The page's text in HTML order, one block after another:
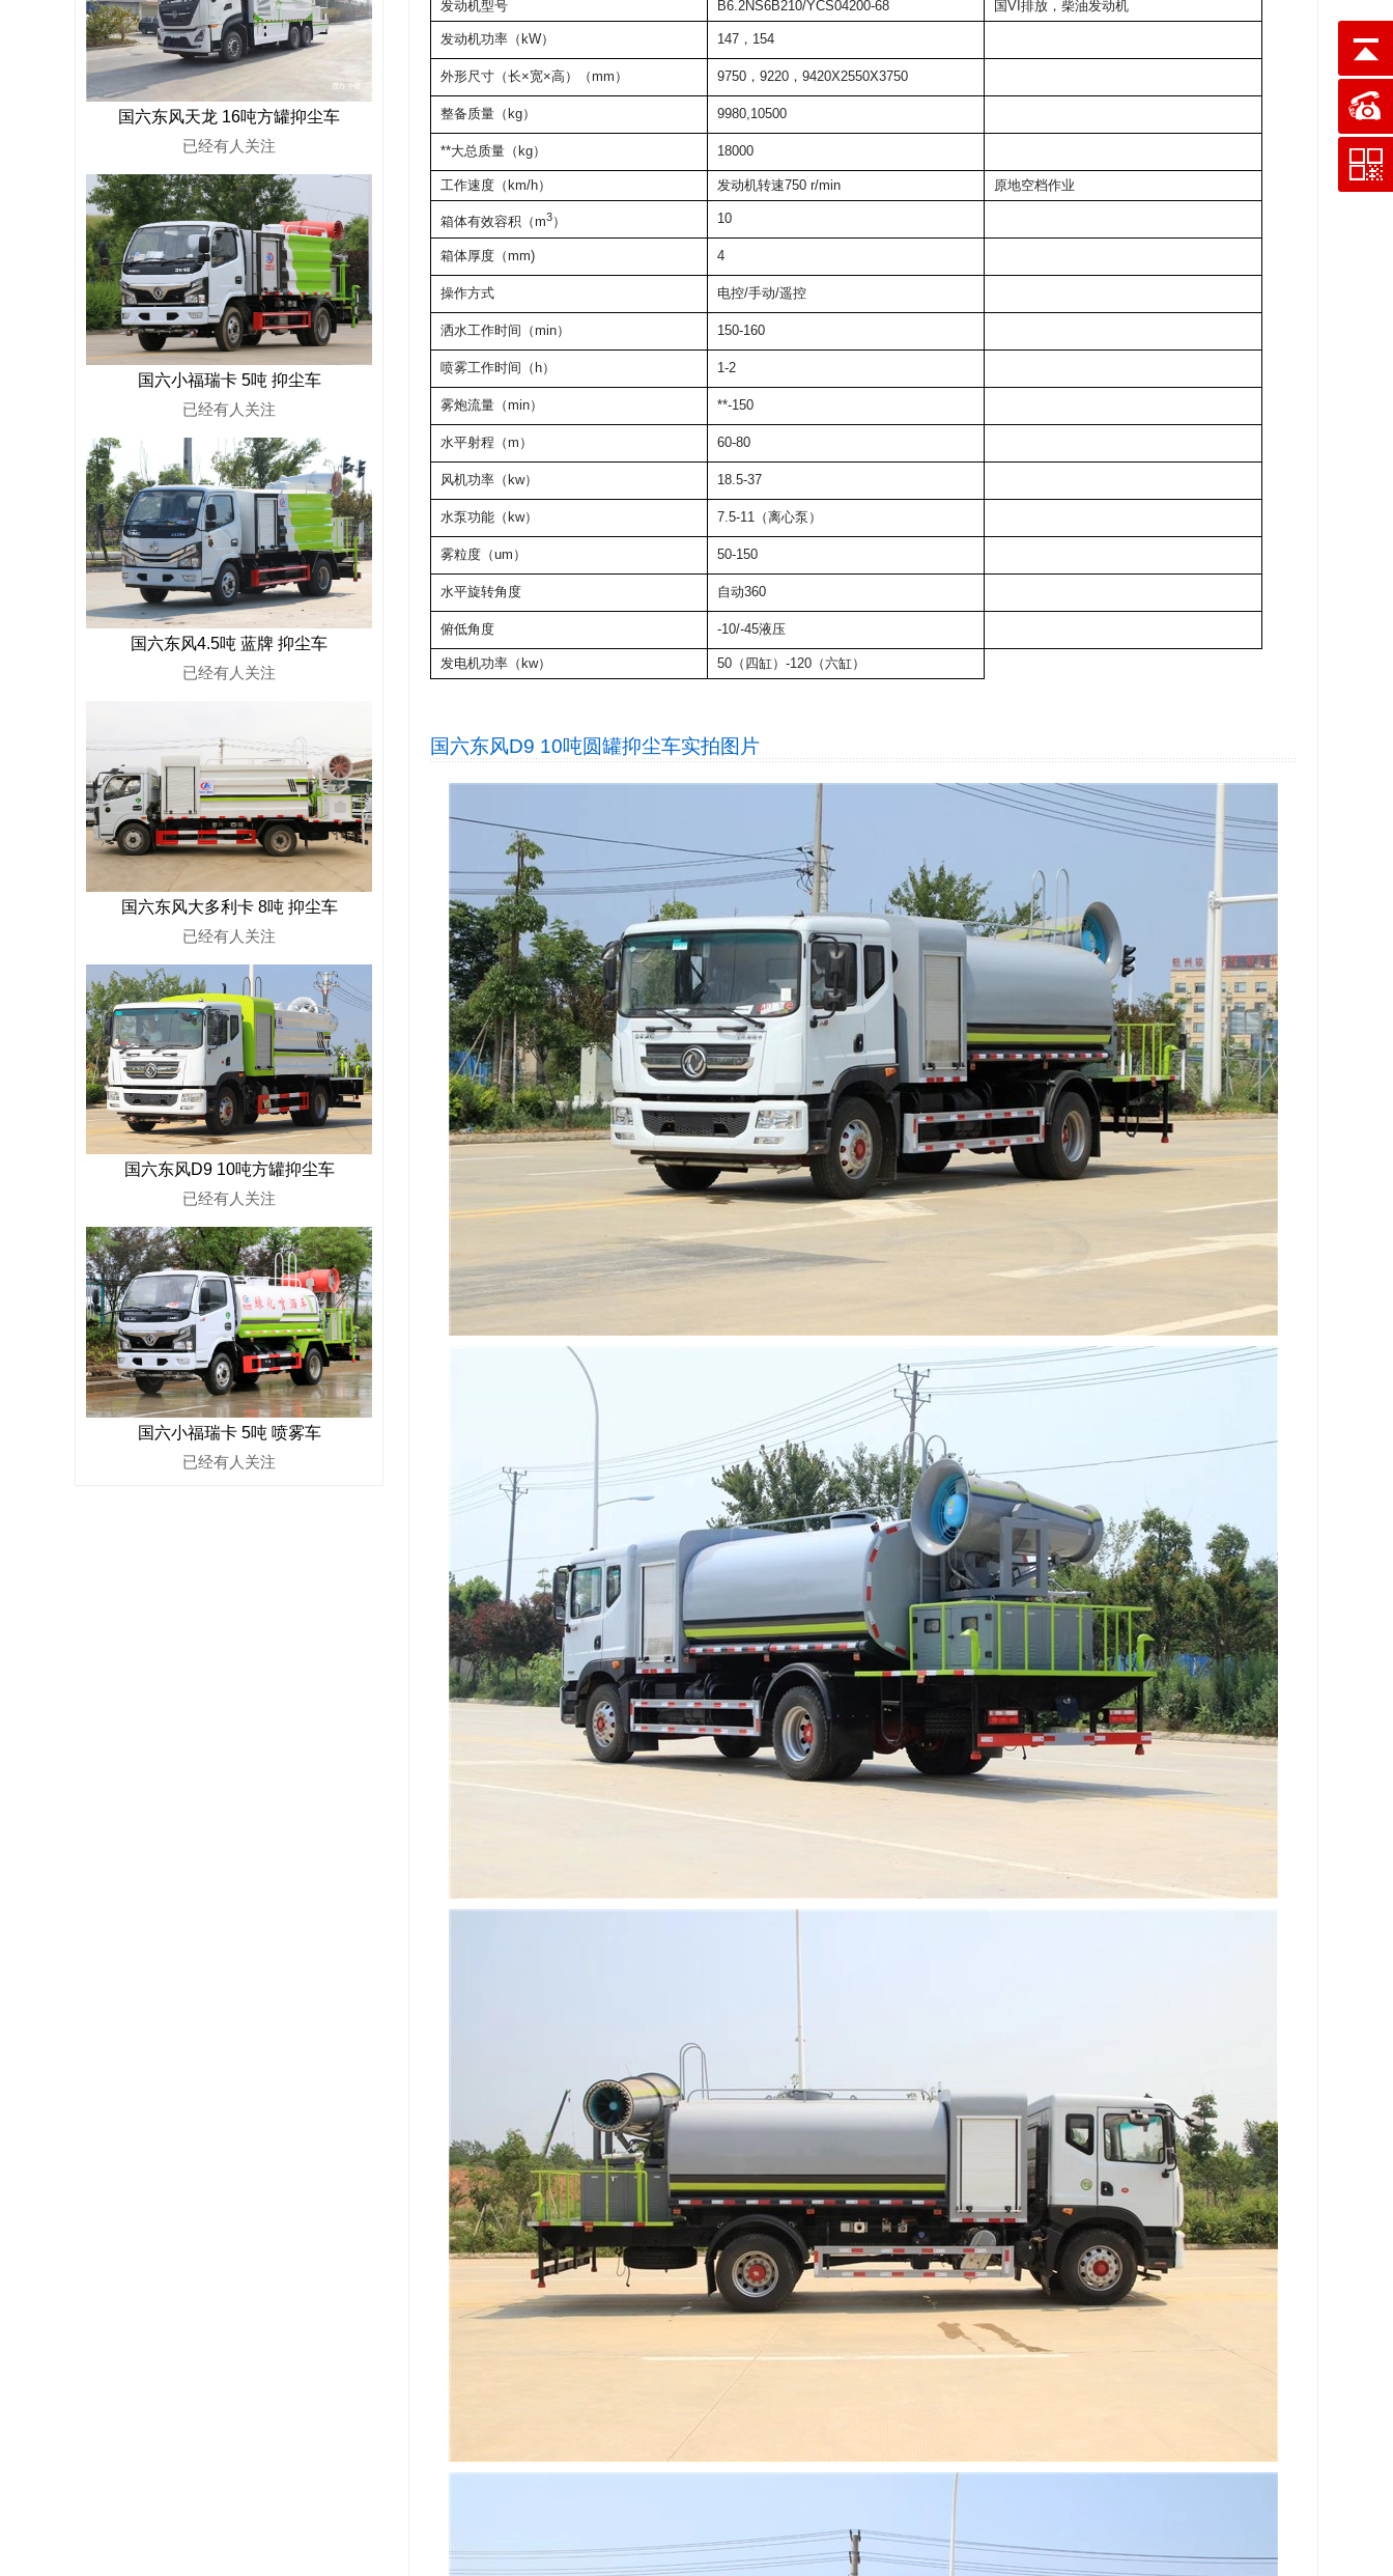
发动机型号 B6.2NS6B210/YCS04200-68 国VI排放，柴油发动机
发动机功率（kW） 147，154
外形尺寸（长×宽×高）（mm） 9750，9220，9420X2550X3750
整备质量（kg） 9980,10500
**大总质量（kg） 18000
工作速度（km/h） 发动机转速750 r/min 原地空档作业
箱体有效容积（m3） 10
箱体厚度（mm) 4
操作方式 电控/手动/遥控
洒水工作时间（min） 150-160
喷雾工作时间（h） 1-2
雾炮流量（min） **-150
水平射程（m） 60-80
风机功率（kw） 18.5-37
水泵功能（kw） 7.5-11（离心泵）
雾粒度（um） 50-150
水平旋转角度 自动360
俯低角度 -10/-45液压
发电机功率（kw） 50（四缸）-120（六缸）
国六东风D9 10吨圆罐抑尘车实拍图片
国六东风天龙 16吨方罐抑尘车
已经有人关注
国六小福瑞卡 5吨 抑尘车
已经有人关注
国六东风4.5吨 蓝牌 抑尘车
已经有人关注
国六东风大多利卡 8吨 抑尘车
已经有人关注
国六东风D9 10吨方罐抑尘车
已经有人关注
国六小福瑞卡 5吨 喷雾车
已经有人关注